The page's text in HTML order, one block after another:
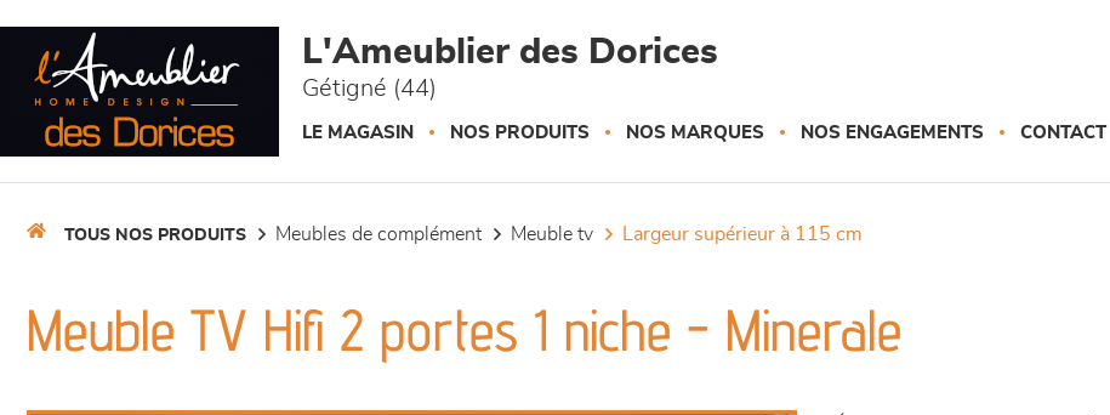
L'Ameublier des Dorices
Gétigné (44)
LE MAGASIN NOS PRODUITS NOS MARQUES NOS ENGAGEMENTS CONTACT
TOUS NOS PRODUITS meubles de complément meuble tv largeur supérieur à 115 cm
Meuble TV Hifi 2 portes 1 niche - Minerale